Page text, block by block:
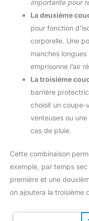
importante pour
La deuxième
pour fonction
corporelle. Une
manches
emprisonne l’air
La troisième
barrière
choisit un coupe-
venteuses ou
cas de pluie.
Cette combinaison
exemple, par temps
première et une
on ajoutera la troisième